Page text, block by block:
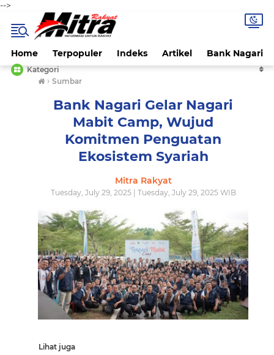
-->
Home Terpopuler Indeks Artikel Bank Nagari
Kategori
› Sumbar
Bank Nagari Gelar Nagari
Mabit Camp, Wujud
Komitmen Penguatan
Ekosistem Syariah
Mitra Rakyat
Tuesday, July 29, 2025 | Tuesday, July 29, 2025 WIB
Lihat juga